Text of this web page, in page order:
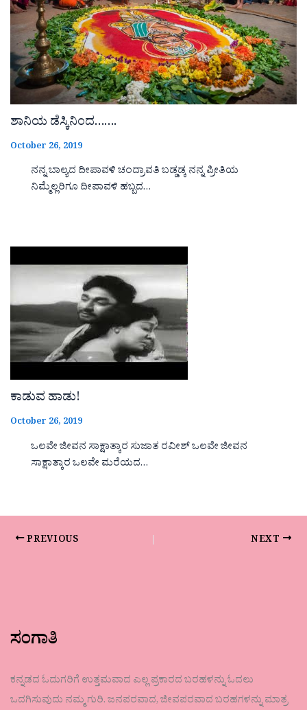
ಶಾನಿಯ ಡೆಸ್ಕಿನಿಂದ…….
October 26, 2019
ನನ್ನ ಬಾಲ್ಯದ ದೀಪಾವಳಿ ಚಂದ್ರಾವತಿ ಬಡ್ಡಡ್ಕ ನನ್ನ ಪ್ರೀತಿಯ
ನಿಮ್ಮೆಲ್ಲರಿಗೂ ದೀಪಾವಳಿ ಹಬ್ಬದ…
ಕಾಡುವ ಹಾಡು!
October 26, 2019
ಒಲವೇ ಜೀವನ ಸಾಕ್ಷಾತ್ಕಾರ ಸುಜಾತ ರವೀಶ್ ಒಲವೇ ಜೀವನ
ಸಾಕ್ಷಾತ್ಕಾರ ಒಲವೇ ಮರೆಯದ…
PREVIOUS NEXT
ಸಂಗಾತಿ
ಕನ್ನಡದ ಓದುಗರಿಗೆ ಉತ್ತಮವಾದ ಎಲ್ಲ ಪ್ರಕಾರದ ಬರಹಳನ್ನು ಓದಲು
ಒದಗಿಸುವುದು ನಮ್ಮ ಗುರಿ. ಜನಪರವಾದ, ಜೀವಪರವಾದ ಬರಹಗಳನ್ನು ಮಾತ್ರ